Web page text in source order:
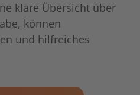
klare Übersicht über
können
und hilfreiches